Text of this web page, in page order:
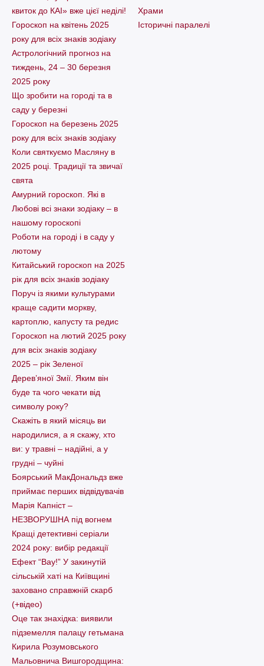
квиток до КАІ» вже цієї неділі!
Гороскоп на квітень 2025
року для всіх знаків зодіаку
Астрологічний прогноз на
тиждень, 24 – 30 березня
2025 року
Що зробити на городі та в
саду у березні
Гороскоп на березень 2025
року для всіх знаків зодіаку
Коли святкуємо Масляну в
2025 році. Традиції та звичаї
свята
Амурний гороскоп. Які в
Любові всі знаки зодіаку – в
нашому гороскопі
Pоботи на городі і в саду у
лютому
Китайський гороскоп на 2025
рік для всіх знаків зодіаку
Поруч із якими культурами
краще садити моркву,
картоплю, капусту та редис
Гороскоп на лютий 2025 року
для всіх знаків зодіаку
2025 – рік Зеленої
Дерев’яної Змії. Яким він
буде та чого чекати від
символу року?
Скажіть в який місяць ви
народилися, а я скажу, хто
ви: у травні – надійні, а у
грудні – чуйні
Боярський МакДональдз вже
приймає перших відвідувачів
Марія Капніст –
НЕЗВОРУШНА під вогнем
Кращі детективні серіали
2024 року: вибір редакції
Ефект “Вау!” У закинутій
сільській хаті на Київщині
заховано справжній скарб
(+відео)
Оце так знахідка: виявили
підземелля палацу гетьмана
Кирила Розумовського
Мальовнича Вишгородщина:
Храми
Історичні паралелі